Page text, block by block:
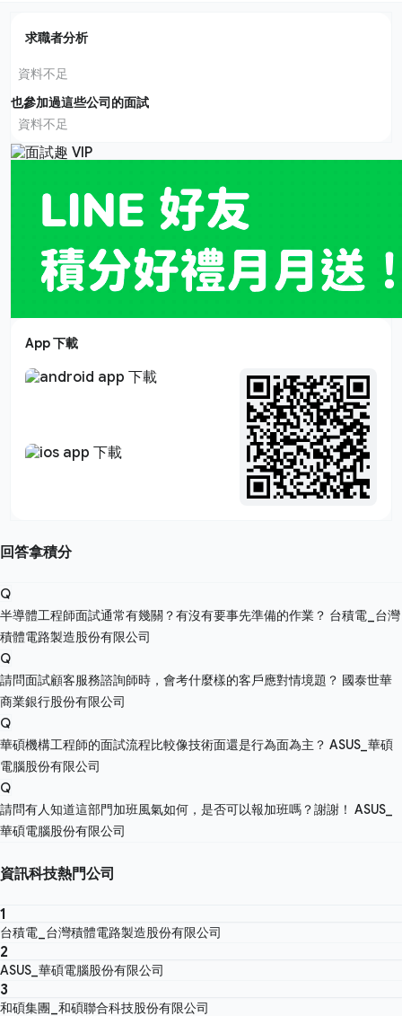
求職者分析
資料不足
也參加過這些公司的面試
資料不足
App 下載
回答拿積分
Q
半導體工程師面試通常有幾關？有沒有要事先準備的作業？ 台積電_台灣
積體電路製造股份有限公司
Q
請問面試顧客服務諮詢師時，會考什麼樣的客戶應對情境題？ 國泰世華
商業銀行股份有限公司
Q
華碩機構工程師的面試流程比較像技術面還是行為面為主？ ASUS_華碩
電腦股份有限公司
Q
請問有人知道這部門加班風氣如何，是否可以報加班嗎？謝謝！ ASUS_
華碩電腦股份有限公司
資訊科技熱門公司
1
台積電_台灣積體電路製造股份有限公司
2
ASUS_華碩電腦股份有限公司
3
和碩集團_和碩聯合科技股份有限公司